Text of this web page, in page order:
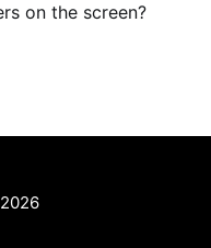
on the screen?